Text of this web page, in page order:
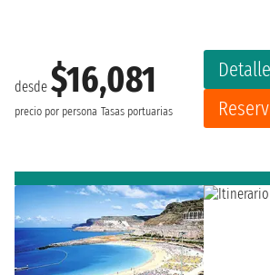
desde $16,081
precio por persona Tasas portuarias